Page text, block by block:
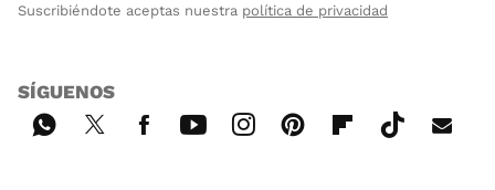
Suscribiéndote aceptas nuestra política de privacidad
SÍGUENOS